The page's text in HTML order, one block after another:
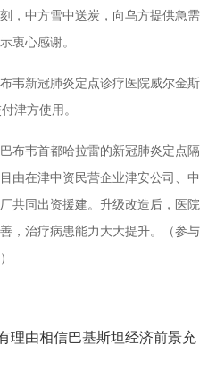
，中方雪中送炭，向乌方提供急需
衷心感谢。
韦新冠肺炎定点诊疗医院威尔金斯
津方使用。
布韦首都哈拉雷的新冠肺炎定点隔
由在津中资民营企业津安公司、中
共同出资援建。升级改造后，医院
，治疗病患能力大大提升。（参与
理由相信巴基斯坦经济前景充